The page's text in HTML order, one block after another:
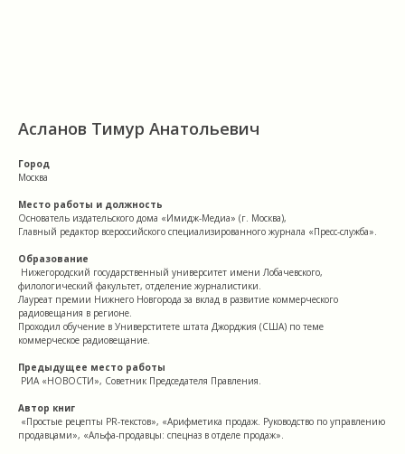
Асланов Тимур Анатольевич
Город
Москва
Место работы и должность
Основатель издательского дома «Имидж-Медиа» (г. Москва),
Главный редактор всероссийского специализированного журнала «Пресс-служба».
Образование
Нижегородский государственный университет имени Лобачевского,
филологический факультет, отделение журналистики.
Лауреат премии Нижнего Новгорода за вклад в развитие коммерческого
радиовещания в регионе.
Проходил обучение в Универститете штата Джорджия (США) по теме
коммерческое радиовещание.
Предыдущее место работы
РИА «НОВОСТИ», Советник Председателя Правления.
Автор книг
«Простые рецепты PR-текстов», «Арифметика продаж. Руководство по управлению
продавцами», «Альфа-продавцы: спецназ в отделе продаж».